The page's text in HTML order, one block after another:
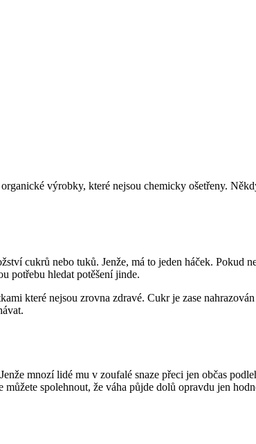
výrobky, které nejsou chemicky ošetřeny.
cukrů nebo tuků. Jenže, má to jeden háček. Pokud
potřebu hledat potěšení jinde.
které nejsou zrovna zdravé. Cukr je zase
mnozí lidé mu v zoufalé snaze přeci jen občas
spolehnout, že váha půjde dolů opravdu jen